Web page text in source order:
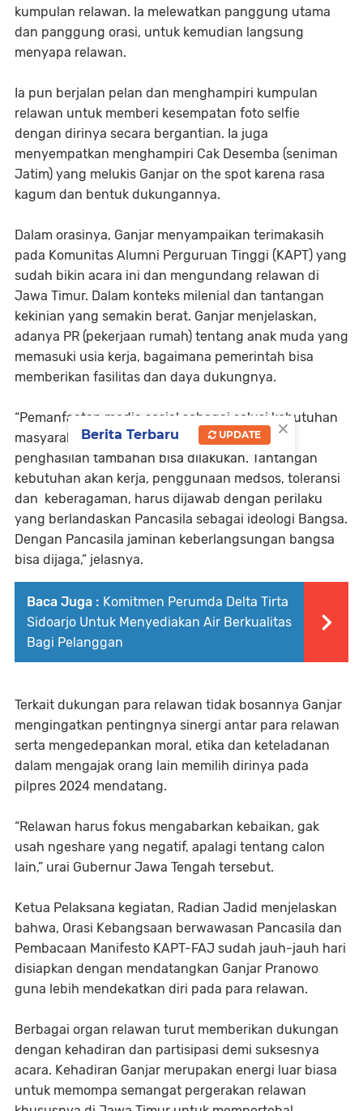
kumpulan relawan. Ia melewatkan panggung utama
dan panggung orasi, untuk kemudian langsung
menyapa relawan.
Ia pun berjalan pelan dan menghampiri kumpulan
relawan untuk memberi kesempatan foto selfie
dengan dirinya secara bergantian. Ia juga
menyempatkan menghampiri Cak Desemba (seniman
Jatim) yang melukis Ganjar on the spot karena rasa
kagum dan bentuk dukungannya.
Dalam orasinya, Ganjar menyampaikan terimakasih
pada Komunitas Alumni Perguruan Tinggi (KAPT) yang
sudah bikin acara ini dan mengundang relawan di
Jawa Timur. Dalam konteks milenial dan tantangan
kekinian yang semakin berat. Ganjar menjelaskan,
adanya PR (pekerjaan rumah) tentang anak muda yang
memasuki usia kerja, bagaimana pemerintah bisa
memberikan fasilitas dan daya dukungnya.
“Pemanfaatan media sosial sebagai solusi kebutuhan
masyarakat semisal untuk jualan biar dapat
penghasilan tambahan bisa dilakukan. Tantangan
kebutuhan akan kerja, penggunaan medsos, toleransi
dan keberagaman, harus dijawab dengan perilaku
yang berlandaskan Pancasila sebagai ideologi Bangsa.
Dengan Pancasila jaminan keberlangsungan bangsa
bisa dijaga,” jelasnya.
Baca Juga : Komitmen Perumda Delta Tirta
Sidoarjo Untuk Menyediakan Air Berkualitas
Bagi Pelanggan
Terkait dukungan para relawan tidak bosannya Ganjar
mengingatkan pentingnya sinergi antar para relawan
serta mengedepankan moral, etika dan keteladanan
dalam mengajak orang lain memilih dirinya pada
pilpres 2024 mendatang.
“Relawan harus fokus mengabarkan kebaikan, gak
usah ngeshare yang negatif, apalagi tentang calon
lain,” urai Gubernur Jawa Tengah tersebut.
Ketua Pelaksana kegiatan, Radian Jadid menjelaskan
bahwa, Orasi Kebangsaan berwawasan Pancasila dan
Pembacaan Manifesto KAPT-FAJ sudah jauh-jauh hari
disiapkan dengan mendatangkan Ganjar Pranowo
guna lebih mendekatkan diri pada para relawan.
Berbagai organ relawan turut memberikan dukungan
dengan kehadiran dan partisipasi demi suksesnya
acara. Kehadiran Ganjar merupakan energi luar biasa
untuk memompa semangat pergerakan relawan
×
Berita Terbaru UPDATE